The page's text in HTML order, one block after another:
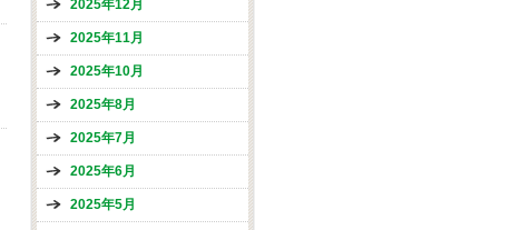
2025年12月
2025年11月
2025年10月
2025年8月
2025年7月
2025年6月
2025年5月